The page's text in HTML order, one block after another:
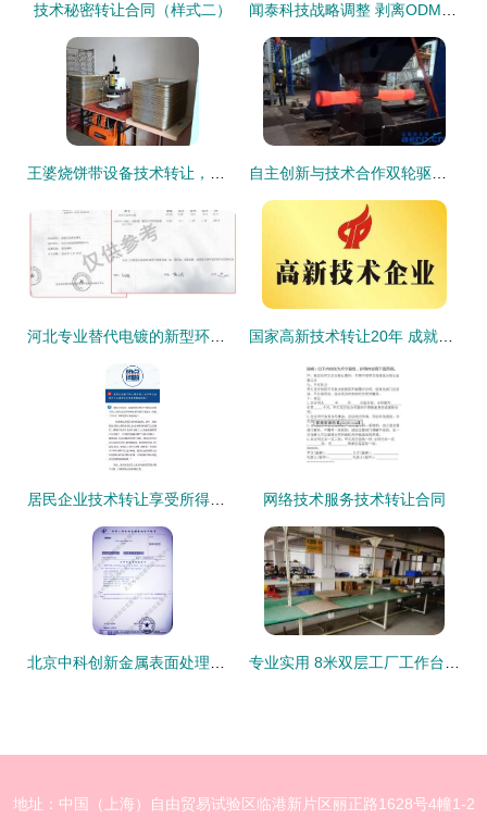
技术秘密转让合同（样式二）
网络技术服务技术转让合同
地址：中国（上海）自由贸易试验区临港新片区丽正路1628号4幢1-2